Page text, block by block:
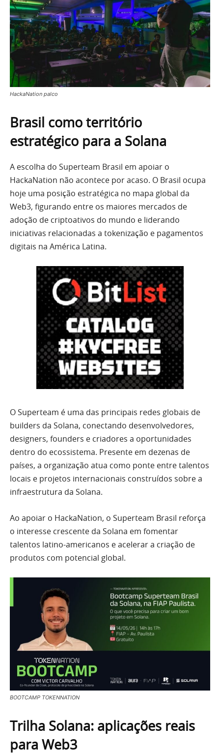
HackaNation palco
Brasil como território
estratégico para a Solana
A escolha do Superteam Brasil em apoiar o
HackaNation não acontece por acaso. O Brasil ocupa
hoje uma posição estratégica no mapa global da
Web3, figurando entre os maiores mercados de
adoção de criptoativos do mundo e liderando
iniciativas relacionadas a tokenização e pagamentos
digitais na América Latina.
O Superteam é uma das principais redes globais de
builders da Solana, conectando desenvolvedores,
designers, founders e criadores a oportunidades
dentro do ecossistema. Presente em dezenas de
países, a organização atua como ponte entre talentos
locais e projetos internacionais construídos sobre a
infraestrutura da Solana.
Ao apoiar o HackaNation, o Superteam Brasil reforça
o interesse crescente da Solana em fomentar
talentos latino-americanos e acelerar a criação de
produtos com potencial global.
BOOTCAMP TOKENNATION
Trilha Solana: aplicações reais
para Web3